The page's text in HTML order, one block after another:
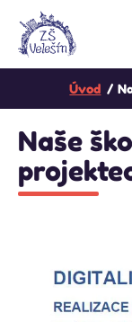
Úvod
Naše